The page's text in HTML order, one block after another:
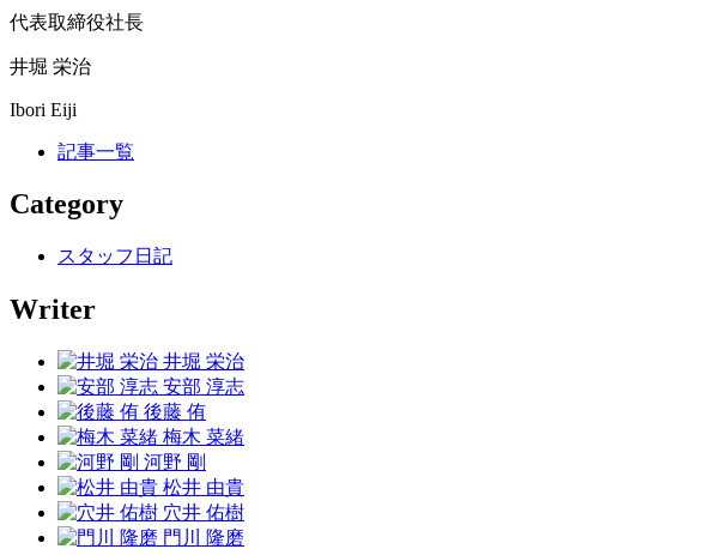
代表取締役社長
井堀 栄治
Ibori Eiji
記事一覧
Category
スタッフ日記
Writer
井堀 栄治
安部 淳志
後藤 侑
梅木 菜緒
河野 剛
松井 由貴
穴井 佑樹
門川 隆磨